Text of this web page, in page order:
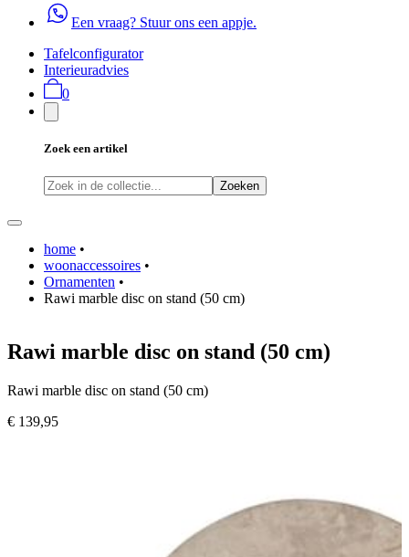
Een vraag? Stuur ons een appje.
Tafelconfigurator
Interieuradvies
0
Zoek een artikel
Zoeken
home •
woonaccessoires •
Ornamenten •
Rawi marble disc on stand (50 cm)
Rawi marble disc on stand (50 cm)
Rawi marble disc on stand (50 cm)
€ 139,95